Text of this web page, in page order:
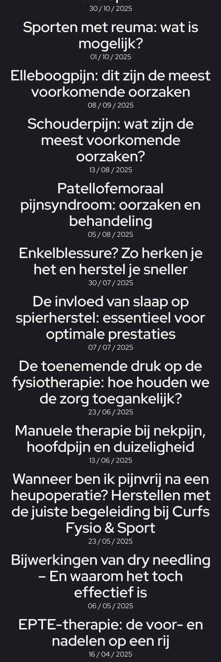
30 / 10 / 2025
Sporten met reuma: wat is
mogelijk?
01 / 10 / 2025
Elleboogpijn: dit zijn de meest
voorkomende oorzaken
08 / 09 / 2025
Schouderpijn: wat zijn de
meest voorkomende
oorzaken?
13 / 08 / 2025
Patellofemoraal
pijnsyndroom: oorzaken en
behandeling
05 / 08 / 2025
Enkelblessure? Zo herken je
het en herstel je sneller
30 / 07 / 2025
De invloed van slaap op
spierherstel: essentieel voor
optimale prestaties
07 / 07 / 2025
De toenemende druk op de
fysiotherapie: hoe houden we
de zorg toegankelijk?
23 / 06 / 2025
Manuele therapie bij nekpijn,
hoofdpijn en duizeligheid
13 / 06 / 2025
Wanneer ben ik pijnvrij na een
heupoperatie? Herstellen met
de juiste begeleiding bij Curfs
Fysio & Sport
23 / 05 / 2025
Bijwerkingen van dry needling
– En waarom het toch
effectief is
06 / 05 / 2025
EPTE-therapie: de voor- en
nadelen op een rij
16 / 04 / 2025